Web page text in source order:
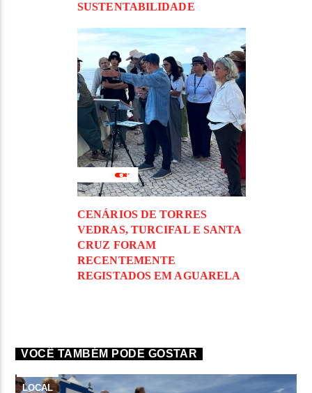
SUSTENTABILIDADE
CENÁRIOS DE TORRES
VEDRAS, TURCIFAL E SANTA
CRUZ FORAM
RECENTEMENTE
REGISTADOS EM AGUARELA
VOCÊ TAMBÉM PODE GOSTAR
LOCAL